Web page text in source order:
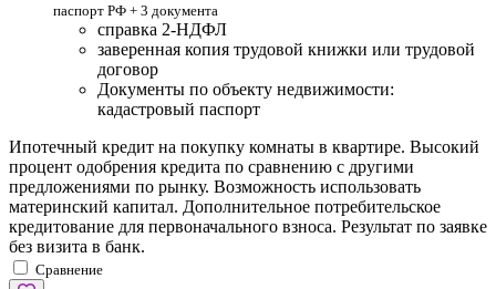
паспорт РФ + 3 документа
справка 2-НДФЛ
заверенная копия трудовой книжки или трудовой
договор
Документы по объекту недвижимости:
кадастровый паспорт
Ипотечный кредит на покупку комнаты в квартире. Высокий
процент одобрения кредита по сравнению с другими
предложениями по рынку. Возможность использовать
материнский капитал. Дополнительное потребительское
кредитование для первоначального взноса. Результат по заявке
без визита в банк.
Сравнение